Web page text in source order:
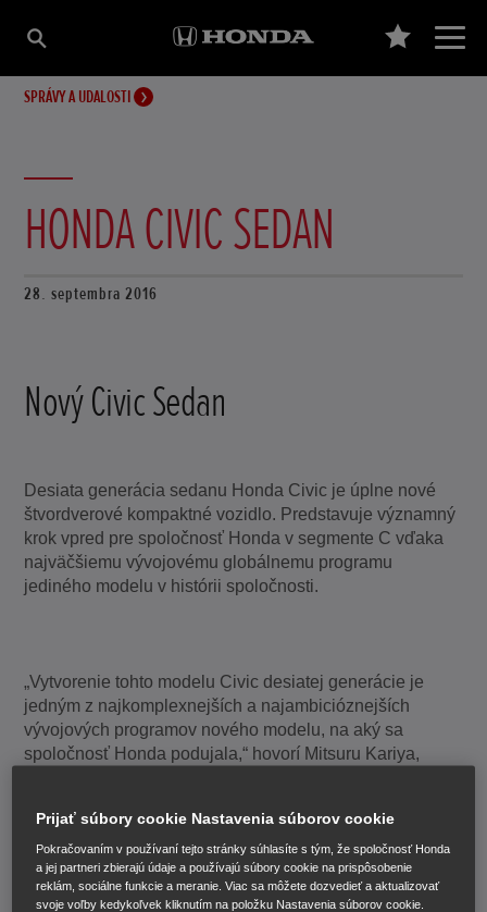
SPRÁVY A UDALOSTI
HONDA CIVIC SEDAN
28. septembra 2016
Nový Civic Sedan
Desiata generácia sedanu Honda Civic je úplne nové
štvordverové kompaktné vozidlo. Predstavuje významný
krok vpred pre spoločnosť Honda v segmente C vďaka
najväčšiemu vývojovému globálnemu programu
jediného modelu v histórii spoločnosti.
„Vytvorenie tohto modelu Civic desiatej generácie je
jedným z najkomplexnejších a najambicióznejších
vývojových programov nového modelu, na aký sa
spoločnosť Honda podujala,“ hovorí Mitsuru Kariya,
proces zahŕňal aj predaj a výrobu na celom svete, od
Severnej Ameriky a Japonska, až po Európu, Južnú
Ameriku a Áziu. Toto auto, doposiaľ najšportovejší Civic,
stanovuje základ pre triedu kompaktných vozidiel v
Prijať súbory cookie Nastavenia súborov cookie
Pokračovaním v používaní tejto stránky súhlasíte s tým, že spoločnosť Honda
a jej partneri zbierajú údaje a používajú súbory cookie na prispôsobenie
reklám, sociálne funkcie a meranie. Viac sa môžete dozvedieť a aktualizovať
svoje voľby kedykoľvek kliknutím na položku Nastavenia súborov cookie.